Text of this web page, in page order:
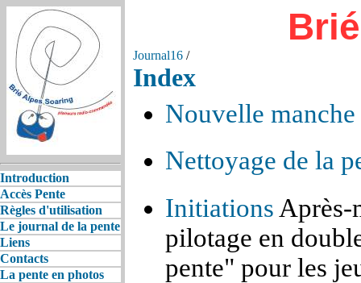
Introduction
Accès Pente
Règles d'utilisation
Le journal de la pente
Liens
Contacts
La pente en photos
Journal16 /
Index
Nouvelle manche
Nettoyage de la
Initiations
pilotage en
pente" pour les